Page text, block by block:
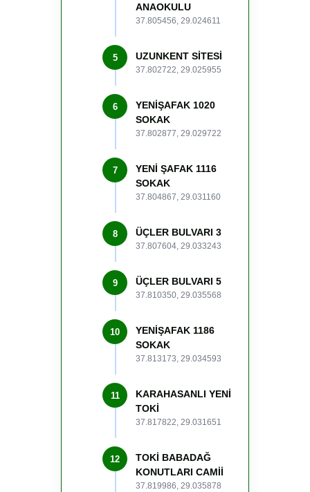
ANAOKULU
37.805456, 29.024611
5 UZUNKENT SİTESİ
37.802722, 29.025955
6
YENİŞAFAK 1020
SOKAK
37.802877, 29.029722
7
YENİ ŞAFAK 1116
SOKAK
37.804867, 29.031160
8 ÜÇLER BULVARI 3
37.807604, 29.033243
9 ÜÇLER BULVARI 5
37.810350, 29.035568
10
YENİŞAFAK 1186
SOKAK
37.813173, 29.034593
11
KARAHASANLI YENİ
TOKİ
37.817822, 29.031651
12
TOKİ BABADAĞ
KONUTLARI CAMİİ
37.819986, 29.035878